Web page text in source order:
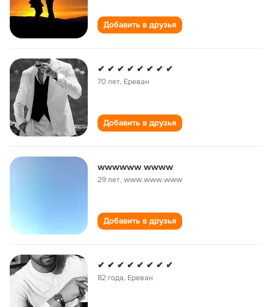
Добавить в друзья
✔ ✔ ✔ ✔ ✔ ✔ ✔ ✔
70 лет, Ереван
Добавить в друзья
wwwwww wwww
29 лет,www.www.www
Добавить в друзья
✔ ✔ ✔ ✔ ✔ ✔ ✔ ✔
82 года, Ереван